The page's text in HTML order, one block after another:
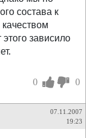
состава к
этого зависило
0 0
07.11.2007
19:23